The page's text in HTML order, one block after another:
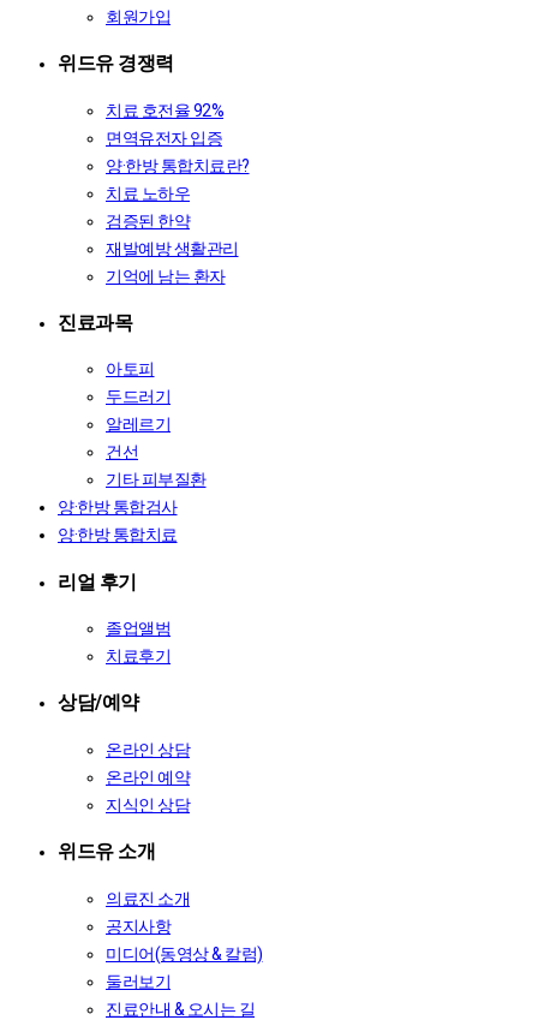
회원가입
위드유 경쟁력
치료 호전율 92%
면역유전자 입증
양·한방 통합치료란?
치료 노하우
검증된 한약
재발예방 생활관리
기억에 남는 환자
진료과목
아토피
두드러기
알레르기
건선
기타 피부질환
양·한방 통합검사
양·한방 통합치료
리얼 후기
졸업앨범
치료후기
상담/예약
온라인 상담
온라인 예약
지식인 상담
위드유 소개
의료진 소개
공지사항
미디어(동영상 & 칼럼)
둘러보기
진료안내 & 오시는 길